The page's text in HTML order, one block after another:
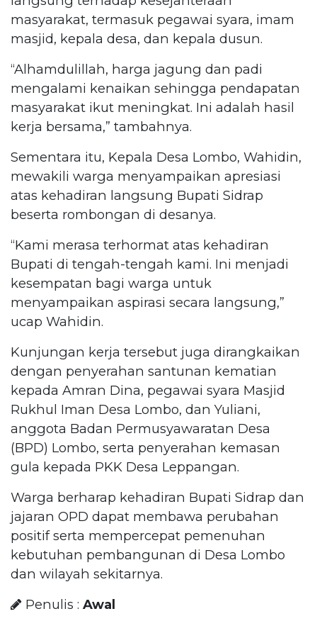
masyarakat, termasuk pegawai syara, imam
masjid, kepala desa, dan kepala dusun.
“Alhamdulillah, harga jagung dan padi
mengalami kenaikan sehingga pendapatan
masyarakat ikut meningkat. Ini adalah hasil
kerja bersama,” tambahnya.
Sementara itu, Kepala Desa Lombo, Wahidin,
mewakili warga menyampaikan apresiasi
atas kehadiran langsung Bupati Sidrap
beserta rombongan di desanya.
“Kami merasa terhormat atas kehadiran
Bupati di tengah-tengah kami. Ini menjadi
kesempatan bagi warga untuk
menyampaikan aspirasi secara langsung,”
ucap Wahidin.
Kunjungan kerja tersebut juga dirangkaikan
dengan penyerahan santunan kematian
kepada Amran Dina, pegawai syara Masjid
Rukhul Iman Desa Lombo, dan Yuliani,
anggota Badan Permusyawaratan Desa
(BPD) Lombo, serta penyerahan kemasan
gula kepada PKK Desa Leppangan.
Warga berharap kehadiran Bupati Sidrap dan
jajaran OPD dapat membawa perubahan
positif serta mempercepat pemenuhan
kebutuhan pembangunan di Desa Lombo
dan wilayah sekitarnya.
Penulis : Awal